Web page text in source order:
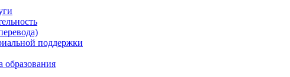
поддержки
образования